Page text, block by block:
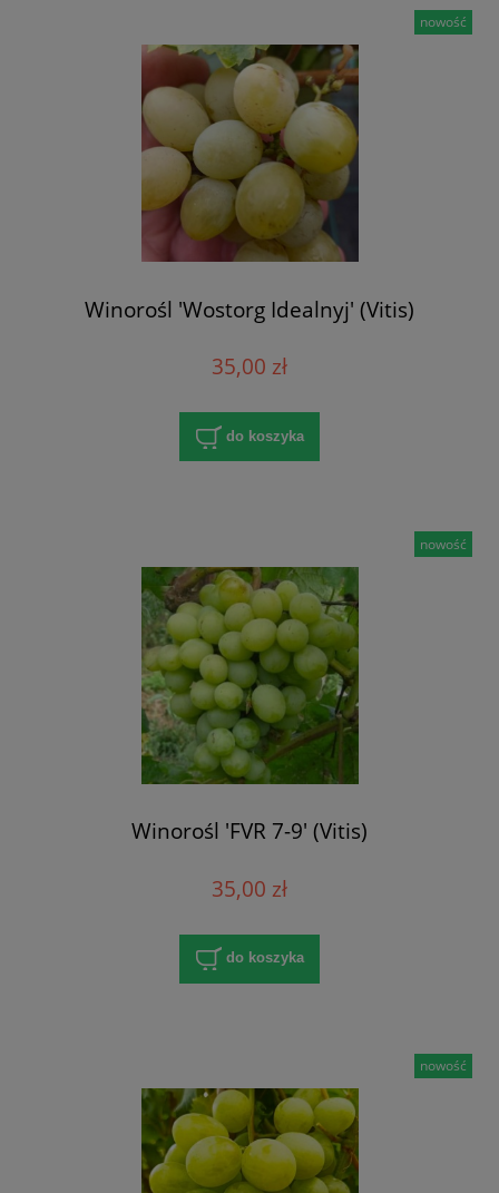
Winorośl 'Wostorg Idealnyj' (Vitis)
35,00 zł
do koszyka
nowość
Winorośl 'FVR 7-9' (Vitis)
35,00 zł
do koszyka
nowość
nowość